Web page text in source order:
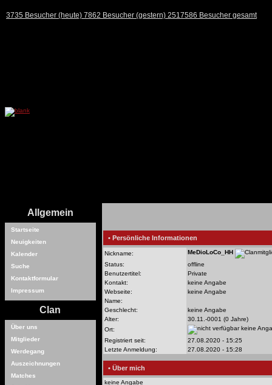
3735 Besucher (heute) 7862 Besucher (gestern) 2517586 Besucher gesamt
Allgemein
Startseite
Neuigkeiten
Kalender
Suche
Kontaktformular
Impressum
Clan
Über uns
Mitglieder
Werdegang
Auszeichnungen
Matches
• Persönliche Informationen
Nickname:
MeDioLoCo_HH
Status:
offline
Benutzertitel:
Private
Kontakt:
keine Angabe
Webseite:
keine Angabe
Name:
Geschlecht:
keine Angabe
Alter:
30.11.-0001 (0 Jahre)
Ort:
keine
Registriert seit:
27.08.2020 - 15:25
Letzte Anmeldung:
27.08.2020 - 15:28
• Über mich
keine Angabe